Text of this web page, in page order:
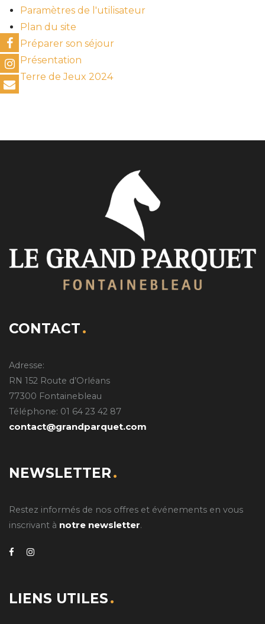
Paramètres de l'utilisateur
Plan du site
Préparer son séjour
Présentation
Terre de Jeux 2024
CONTACT
Adresse:
RN 152 Route d’Orléans
77300 Fontainebleau
Téléphone: 01 64 23 42 87
contact@grandparquet.com
NEWSLETTER
Restez informés de nos offres et événements en vous
inscrivant à notre newsletter.
LIENS UTILES